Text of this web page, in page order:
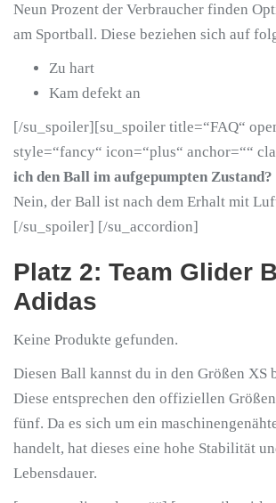
Neun Prozent der Verbraucher finden
am Sportball. Diese beziehen sich auf
Zu hart
Kam defekt an
[/su_spoiler][su_spoiler title=“FAQ“
style=“fancy“ icon=“plus“ anchor=““
ich den Ball im aufgepumpten Zustand?
Nein, der Ball ist nach dem Erhalt mit
[/su_spoiler] [/su_accordion]
Platz 2: Team Glider
Adidas
Keine Produkte gefunden.
Diesen Ball kannst du in den Größen XS
Diese entsprechen den offiziellen
fünf. Da es sich um ein
handelt, hat dieses eine hohe Stabilität
Lebensdauer.